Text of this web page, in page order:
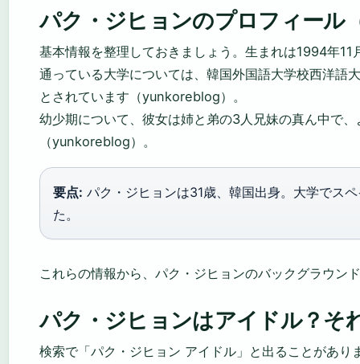
パク・ジヒョンのプロフィール
基本情報を整理しておきましょう。生まれは1994年
通っている大学については、韓国外国語大学校西洋語
とされています（yunkoreblog）。
幼少期について、彼女は姉と弟の3人兄妹の真ん中で
（yunkoreblog）。
要点: パク・ジヒョンは31歳、韓国出身。大学でス
た。
これらの情報から、パク・ジヒョンのバックグラウン
パク・ジヒョンはアイドル？そ
検索で「パク・ジヒョン アイドル」と出ることがあり